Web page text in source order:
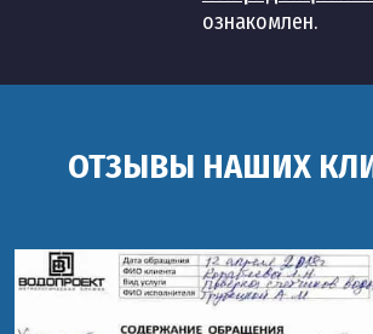
ознакомлен.
ОТЗЫВЫ НАШИХ